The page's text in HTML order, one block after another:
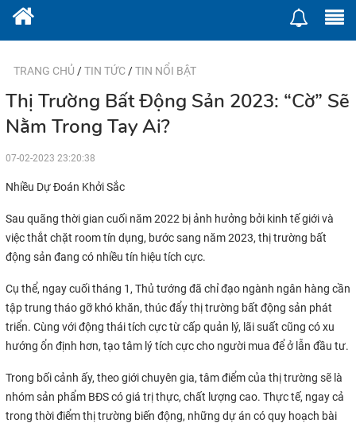
TRANG CHỦ /TIN TỨC /TIN NỔI BẬT
Thị Trường Bất Động Sản 2023: “Cờ” Sẽ
Nằm Trong Tay Ai?
07-02-2023 23:20:38
Nhiều Dự Đoán Khởi Sắc
Sau quãng thời gian cuối năm 2022 bị ảnh hưởng bởi kinh tế giới và
việc thắt chặt room tín dụng, bước sang năm 2023, thị trường bất
động sản đang có nhiều tín hiệu tích cực.
Cụ thể, ngay cuối tháng 1, Thủ tướng đã chỉ đạo ngành ngân hàng cần
tập trung tháo gỡ khó khăn, thúc đẩy thị trường bất động sản phát
triển. Cùng với động thái tích cực từ cấp quản lý, lãi suất cũng có xu
hướng ổn định hơn, tạo tâm lý tích cực cho người mua để ở lẫn đầu tư.
Trong bối cảnh ấy, theo giới chuyên gia, tâm điểm của thị trường sẽ là
nhóm sản phẩm BĐS có giá trị thực, chất lượng cao. Thực tế, ngay cả
trong thời điểm thị trường biến động, những dự án có quy hoạch bài